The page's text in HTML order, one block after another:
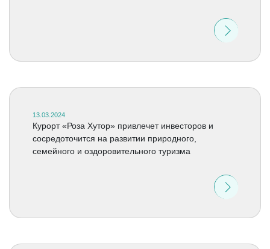
13.03.2024
Курорт «Роза Хутор» привлечет инвесторов и
сосредоточится на развитии природного,
семейного и оздоровительного туризма